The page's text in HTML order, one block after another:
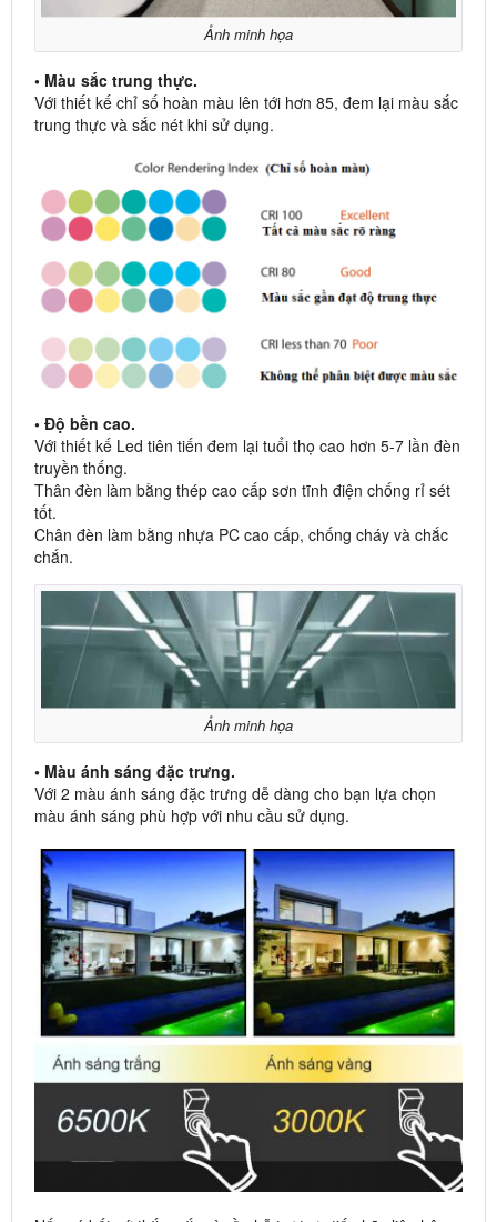
Ảnh minh họa
• Màu sắc trung thực.
Với thiết kế chỉ số hoàn màu lên tới hơn 85, đem lại màu sắc
trung thực và sắc nét khi sử dụng.
• Độ bền cao.
Với thiết kế Led tiên tiến đem lại tuổi thọ cao hơn 5-7 lần đèn
truyền thống.
Thân đèn làm bằng thép cao cấp sơn tĩnh điện chống rỉ sét
tốt.
Chân đèn làm bằng nhựa PC cao cấp, chống cháy và chắc
chắn.
Ảnh minh họa
• Màu ánh sáng đặc trưng.
Với 2 màu ánh sáng đặc trưng dễ dàng cho bạn lựa chọn
màu ánh sáng phù hợp với nhu cầu sử dụng.